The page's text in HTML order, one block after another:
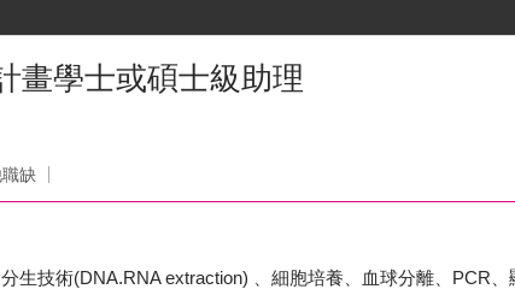
畫學士或碩士級助理
缺
生技術(DNA.RNA extraction) 、細胞培養、血球分離、PCR